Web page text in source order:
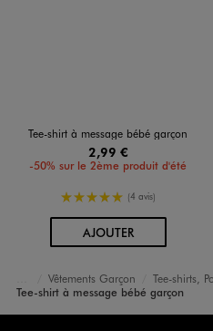
Tee-shirt à message bébé garçon
2,99 €
-50% sur le 2ème produit d'été
5/5 de moyenne
(4 avis)
AJOUTERAU PANIER
Accueil
Bébé
Vêtements Garçon
Tee-shirts,
Tee-shirt à message bébé garçon